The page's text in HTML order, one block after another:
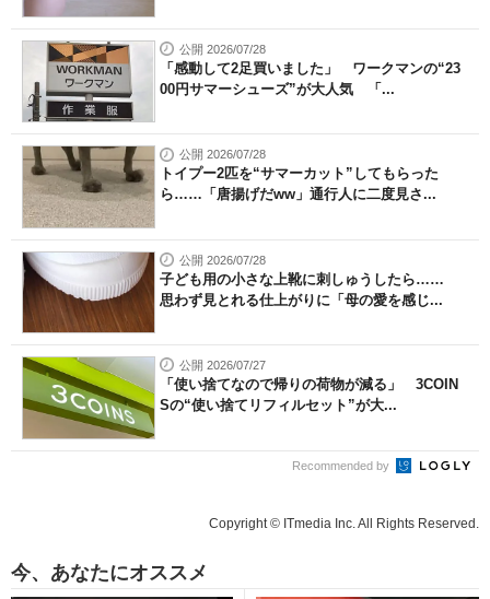
公開 2026/07/28
「感動して2足買いました」 ワークマンの“23
00円サマーシューズ”が大人気 「...
公開 2026/07/28
トイプー2匹を“サマーカット”してもらった
ら……「唐揚げだww」通行人に二度見さ...
公開 2026/07/28
子ども用の小さな上靴に刺しゅうしたら……
思わず見とれる仕上がりに「母の愛を感じ...
公開 2026/07/27
「使い捨てなので帰りの荷物が減る」 3COIN
Sの“使い捨てリフィルセット”が大...
Recommended by
Copyright © ITmedia Inc. All Rights Reserved.
今、あなたにオススメ